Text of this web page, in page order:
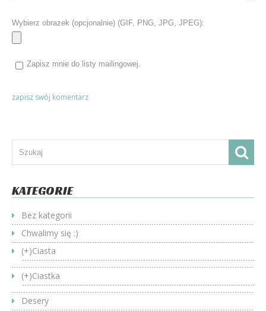
Wybierz obrazek (opcjonalnie) (GIF, PNG, JPG, JPEG):
Zapisz mnie do listy mailingowej.
KATEGORIE
Bez kategorii
Chwalimy się :)
(+)Ciasta
(+)Ciastka
Desery